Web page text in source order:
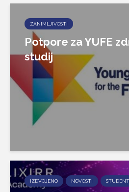
ZANIMLJIVOSTI
Potpore za YUFE
studij
IZDVOJENO NOVOSTI STUDENTI